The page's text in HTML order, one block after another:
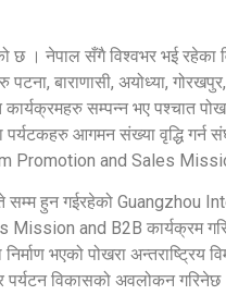
। नेपाल सँगै विश्वभर भई रहेका
बाराणासी, अयोध्या,
सम्पन्न भए पश्चात
आगमन संख्या वृद्धि गर्न
and Sales Mission
सम्म हुन गईरहेको Guangzhou
and B2B कार्यक्रम
भएको पोखरा अन्तराष्ट्रिय
पर्यटन विकासको अवलोकन